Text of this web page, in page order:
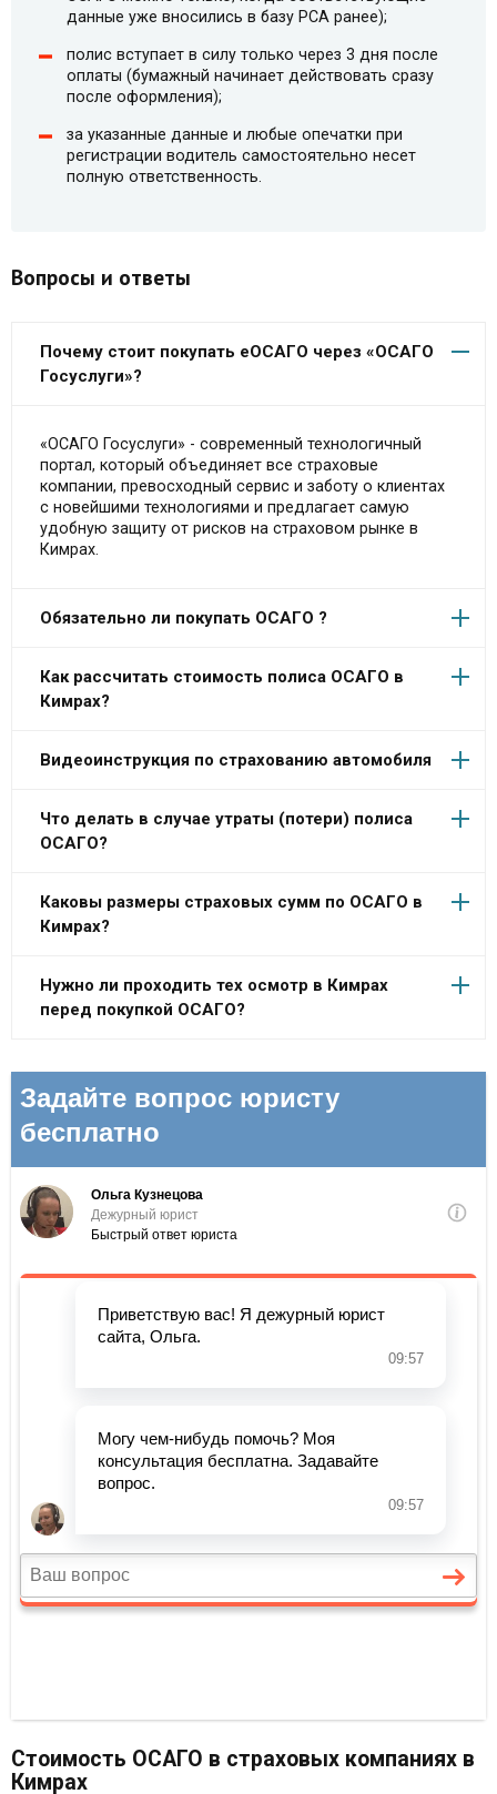
данные уже вносились в базу РСА ранее);
полис вступает в силу только через 3 дня после
оплаты (бумажный начинает действовать сразу
после оформления);
за указанные данные и любые опечатки при
регистрации водитель самостоятельно несет
полную ответственность.
Вопросы и ответы
Почему стоит покупать еОСАГО через «ОСАГО
Госуслуги»?
«ОСАГО Госуслуги» - современный технологичный
портал, который объединяет все страховые
компании, превосходный сервис и заботу о клиентах
с новейшими технологиями и предлагает самую
удобную защиту от рисков на страховом рынке в
Кимрах.
Обязательно ли покупать ОСАГО ?
Как рассчитать стоимость полиса ОСАГО в
Кимрах?
Видеоинструкция по страхованию автомобиля
Что делать в случае утраты (потери) полиса
ОСАГО?
Каковы размеры страховых сумм по ОСАГО в
Кимрах?
Нужно ли проходить тех осмотр в Кимрах
перед покупкой ОСАГО?
Стоимость ОСАГО в страховых компаниях в
Кимрах